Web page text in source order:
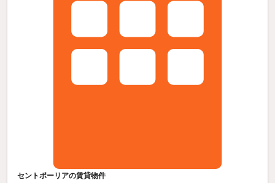
セントポーリアの賃貸物件